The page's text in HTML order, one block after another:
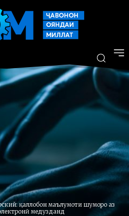
қаллобон маълумоти шуморо аз
медузданд